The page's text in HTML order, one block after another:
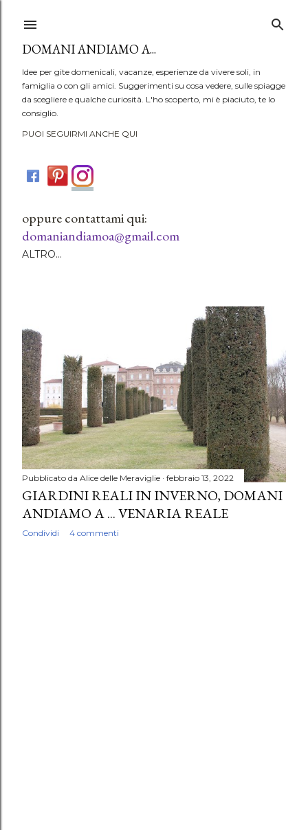
DOMANI ANDIAMO A...
Idee per gite domenicali, vacanze, esperienze da vivere soli, in
famiglia o con gli amici. Suggerimenti su cosa vedere, sulle spiagge
da scegliere e qualche curiosità. L'ho scoperto, mi è piaciuto, te lo
consiglio.
PUOI SEGUIRMI ANCHE QUI
oppure contattami qui:
domaniandiamoa@gmail.com
ALTRO…
P
o
s
t
Pubblicato da Alice delle Meraviglie febbraio 13, 2022
GIARDINI REALI IN INVERNO, DOMANI
ANDIAMO A ... VENARIA REALE
Condividi 4 commenti